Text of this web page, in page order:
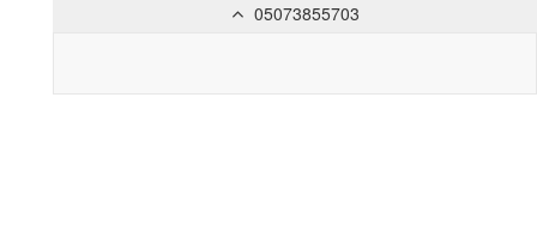
05073855703